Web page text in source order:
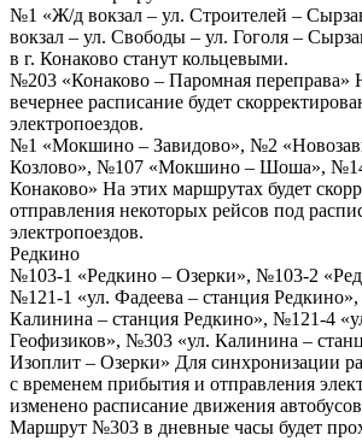
№1 «Ж/д вокзал – ул. Строителей –
вокзал – ул. Свободы – ул. Гоголя –
в г. Конаково станут кольцевыми.
№203 «Конаково – Паромная переправа»
вечернее расписание будет
электропоездов.
№1 «Мокшино – Завидово», №2
Козлово», №107 «Мокшино – Шоша»,
Конаково» На этих маршрутах будет
отправления некоторых рейсов под
электропоездов.
Редкино
№103-1 «Редкино – Озерки», №103-2
№121-1 «ул. Фадеева – станция
Калинина – станция Редкино», №121-4
Геофизиков», №303 «ул. Калинина –
Изоплит – Озерки» Для синхронизации
с временем прибытия и отправления
изменено расписание движения
Маршрут №303 в дневные часы будет